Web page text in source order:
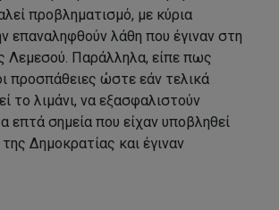
προβληματισμό, με κύρια
επαναληφθούν λάθη που έγιναν στη
Λεμεσού. Παράλληλα, είπε πως
προσπάθειες ώστε εάν τελικά
το λιμάνι, να εξασφαλιστούν
επτά σημεία που είχαν υποβληθεί
Δημοκρατίας και έγιναν